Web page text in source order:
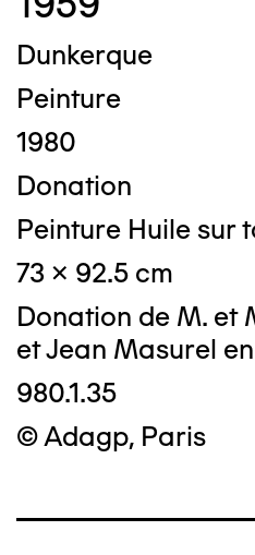
Dunkerque
Peinture
1980
Donation
Peinture Huile sur
73 x 92.5 cm
Donation de M. et
et Jean Masurel
980.1.35
© Adagp, Paris